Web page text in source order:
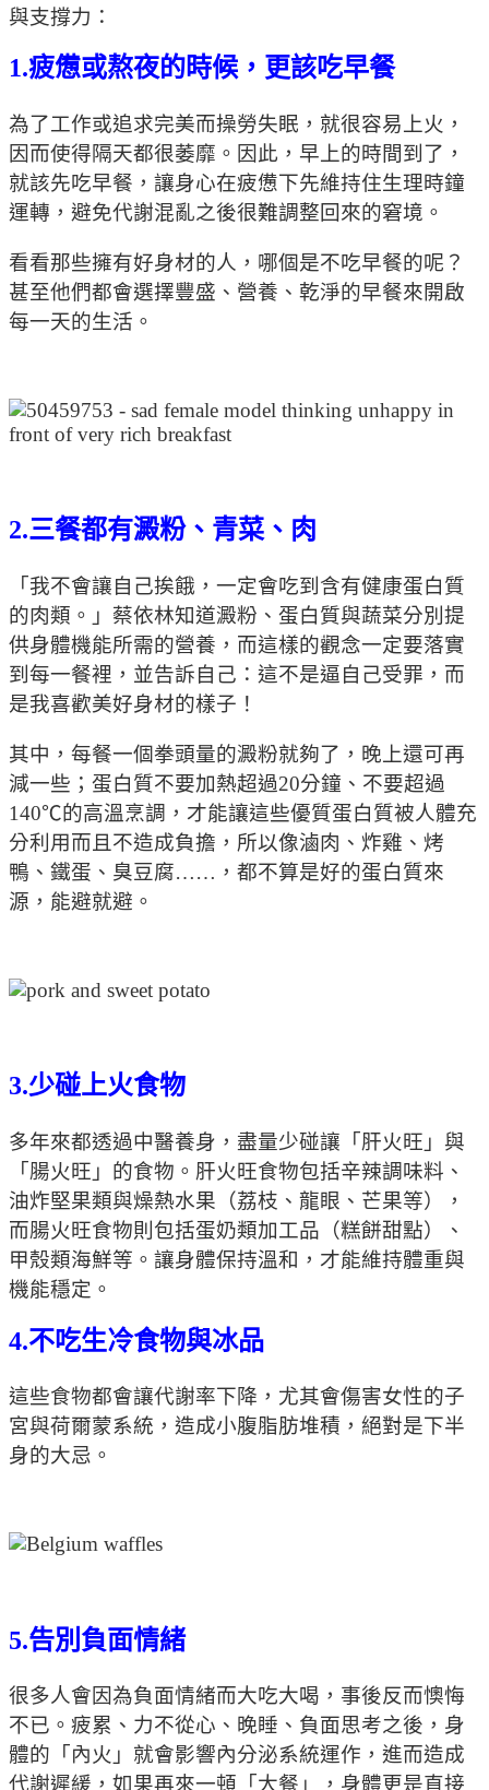
與支撐力：
1.疲憊或熬夜的時候，更該吃早餐
為了工作或追求完美而操勞失眠，就很容易上火，
因而使得隔天都很萎靡。因此，早上的時間到了，
就該先吃早餐，讓身心在疲憊下先維持住生理時鐘
運轉，避免代謝混亂之後很難調整回來的窘境。
看看那些擁有好身材的人，哪個是不吃早餐的呢？
甚至他們都會選擇豐盛、營養、乾淨的早餐來開啟
每一天的生活。
2.三餐都有澱粉、青菜、肉
「我不會讓自己挨餓，一定會吃到含有健康蛋白質
的肉類。」蔡依林知道澱粉、蛋白質與蔬菜分別提
供身體機能所需的營養，而這樣的觀念一定要落實
到每一餐裡，並告訴自己：這不是逼自己受罪，而
是我喜歡美好身材的樣子！
其中，每餐一個拳頭量的澱粉就夠了，晚上還可再
減一些；蛋白質不要加熱超過20分鐘、不要超過
140℃的高溫烹調，才能讓這些優質蛋白質被人體充
分利用而且不造成負擔，所以像滷肉、炸雞、烤
鴨、鐵蛋、臭豆腐……，都不算是好的蛋白質來
源，能避就避。
3.少碰上火食物
多年來都透過中醫養身，盡量少碰讓「肝火旺」與
「腸火旺」的食物。肝火旺食物包括辛辣調味料、
油炸堅果類與燥熱水果（荔枝、龍眼、芒果等），
而腸火旺食物則包括蛋奶類加工品（糕餅甜點）、
甲殼類海鮮等。讓身體保持溫和，才能維持體重與
機能穩定。
4.不吃生冷食物與冰品
這些食物都會讓代謝率下降，尤其會傷害女性的子
宮與荷爾蒙系統，造成小腹脂肪堆積，絕對是下半
身的大忌。
5.告別負面情緒
很多人會因為負面情緒而大吃大喝，事後反而懊悔
不已。疲累、力不從心、晚睡、負面思考之後，身
體的「內火」就會影響內分泌系統運作，進而造成
代謝遲緩，如果再來一頓「大餐」，身體更是直接